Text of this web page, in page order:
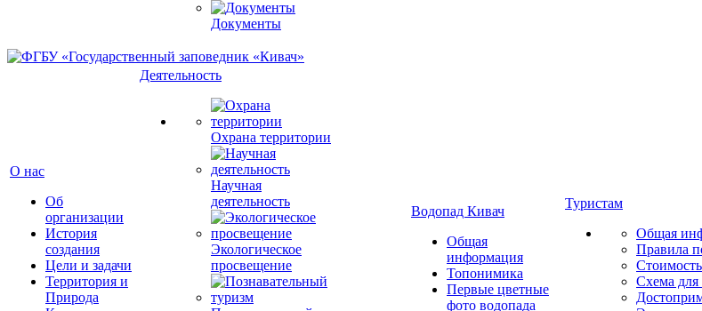
Документы
О нас
Об
организации
История
создания
Цели и задачи
Территория и
Природа
Деятельность
Охрана территории
Научная
деятельность
Экологическое
просвещение
Водопад Кивач
Общая
информация
Топонимика
Первые цветные
фото водопада
Туристам
Общая
Правила
Схема для